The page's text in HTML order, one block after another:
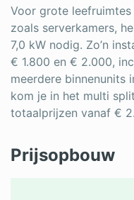
Voor grote
zoals serverkamers,
7,0 kW nodig. Zo’n
€ 1.800 en € 2.000,
meerdere binnenunits
kom je in het multi
totaalprijzen vanaf €
Prijsopbouw